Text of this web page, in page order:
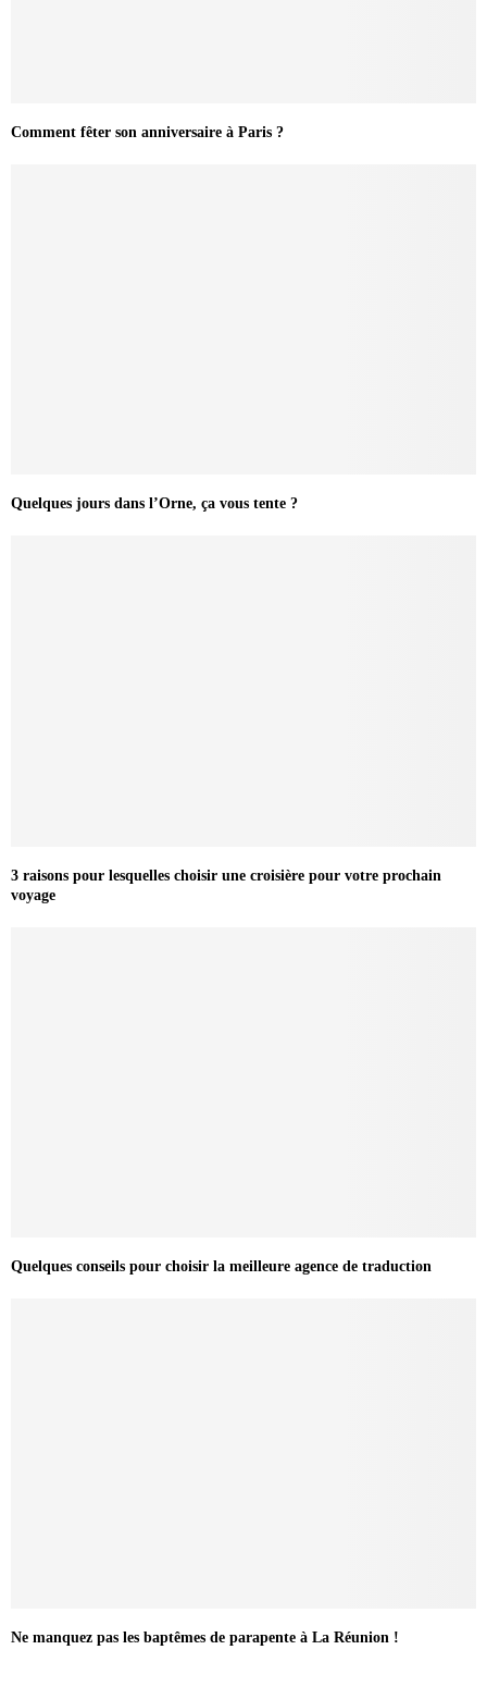
Comment fêter son anniversaire à Paris ?
Quelques jours dans l’Orne, ça vous tente ?
3 raisons pour lesquelles choisir une croisière pour votre prochain
voyage
Quelques conseils pour choisir la meilleure agence de traduction
Ne manquez pas les baptêmes de parapente à La Réunion !